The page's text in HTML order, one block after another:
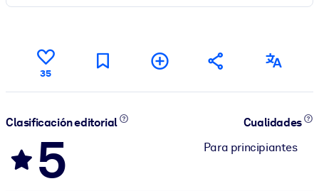
35
Clasificación editorial
5
Cualidades
Para principiantes